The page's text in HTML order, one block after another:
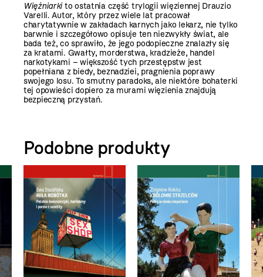
Więźniarkito ostatnia część trylogii więziennej Drauzio
Varelli. Autor, który przez wiele lat pracował
charytatywnie w zakładach karnych jako lekarz, nie tylko
barwnie i szczegółowo opisuje ten niezwykły świat, ale
bada też, co sprawiło, że jego podopieczne znalazły się
za kratami. Gwałty, morderstwa, kradzieże, handel
narkotykami – większość tych przestępstw jest
popełniana z biedy, beznadziei, pragnienia poprawy
swojego losu. To smutny paradoks, ale niektóre bohaterki
tej opowieści dopiero za murami więzienia znajdują
bezpieczną przystań.
Podobne produkty